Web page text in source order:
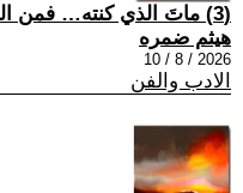
(3) ماتَ الذي كنته… فمن الذي استيقظ مكانك؟
هيثم ضمره
2026 / 8 / 10
الادب والفن